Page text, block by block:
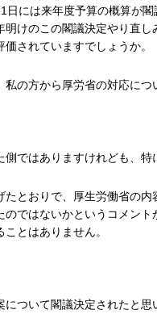
日には来年度予算の概算が
明けのこの閣議決定やり直
されていますでしょうか。
の方から厚労省の対応につ
ではありますけれども、特
とおりで、厚生労働省の
のではないかというコメン
とはありません。
ついて閣議決定されたと